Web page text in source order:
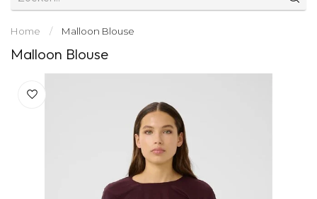
Home / Malloon Blouse
Malloon Blouse